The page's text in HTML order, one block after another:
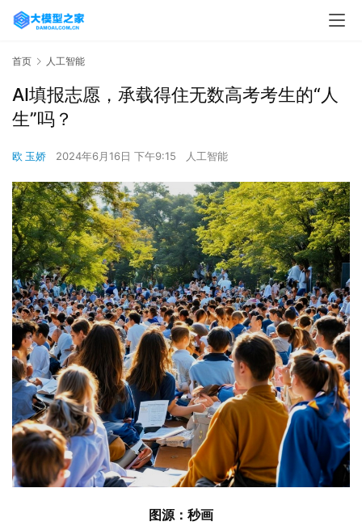
首页 人工智能
AI填报志愿，承载得住无数高考考生的“人
生”吗？
欧 玉娇 2024年6月16日 下午9:15 人工智能
图源：秒画